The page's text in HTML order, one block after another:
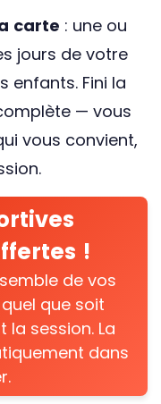
carte : une ou
jours de votre
enfants. Fini la
— vous
vous convient,
!
de vos
que soit
la session. La
dans